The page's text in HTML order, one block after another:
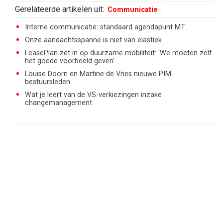
Gerelateerde artikelen uit: Communicatie
Interne communicatie: standaard agendapunt MT
Onze aandachtsspanne is niet van elastiek
LeasePlan zet in op duurzame mobiliteit: 'We moeten zelf
het goede voorbeeld geven'
Louise Doorn en Martine de Vries nieuwe PIM-
bestuursleden
Wat je leert van de VS-verkiezingen inzake
changemanagement